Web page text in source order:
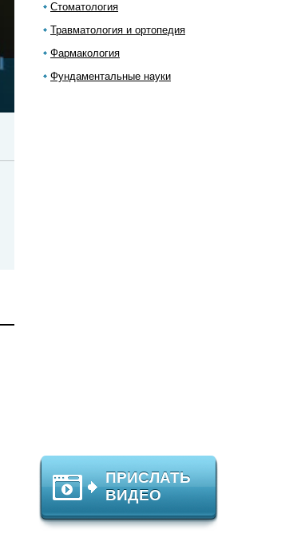
Стоматология
Травматология и ортопедия
Фармакология
Фундаментальные науки
ПРИСЛАТЬ
ВИДЕО